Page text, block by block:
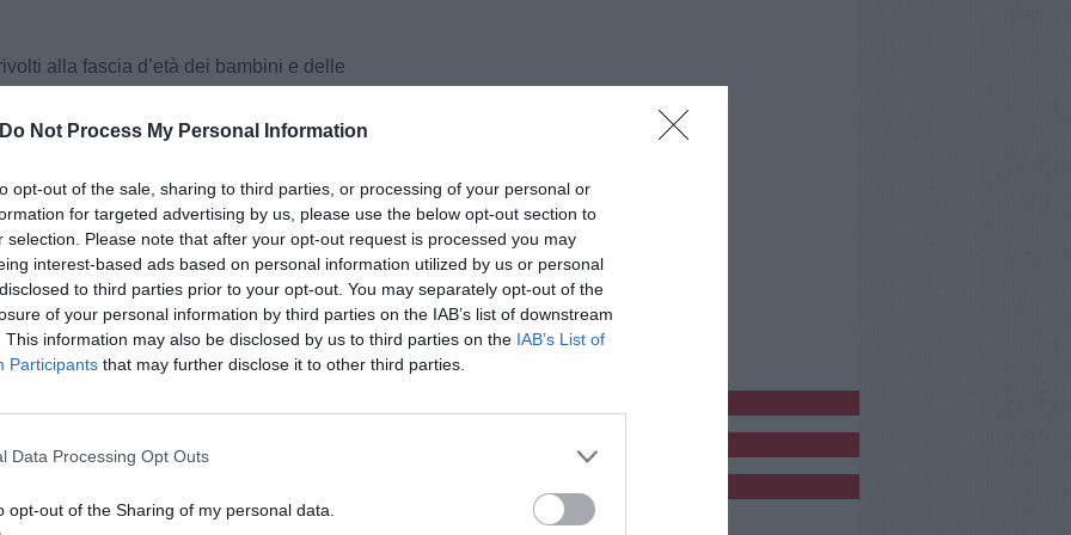
Do Not Process My Personal Information
opt-out of the sale, sharing to third parties, or processing of your personal or
for targeted advertising by us, please use the below opt-out section to
selection. Please note that after your opt-out request is processed you may
interest-based ads based on personal information utilized by us or personal
to third parties prior to your opt-out. You may separately opt-out of the
of your personal information by third parties on the IAB’s list of downstream
This information may also be disclosed by us to third parties on the IAB’s List of
Participants that may further disclose it to other third parties.
Data Processing Opt Outs
opt-out of the Sharing of my personal data.
alla fascia d’età dei bambini e delle
rischio povertà educativa ed essere
valorizzando da parte dei
con gli istituti scolastici comprensivi del
dovranno riguardare il supporto allo studio, i
l’educazione musicale, artistica ed
ludico – motorie, la promozione del
estivi dovranno comprendere i campi solari,
tematici e il supporto allo studio.
a ridurre le disuguaglianze educative
a rafforzare le competenze di base, a
culturale dei minori con background
famiglie nei percorsi educativi.